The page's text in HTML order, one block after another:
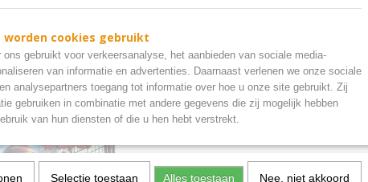
30x20
€ 9,95
worden cookies gebruikt
ons gebruikt voor verkeersanalyse, het aanbieden van sociale media-
van informatie en advertenties. Daarnaast verlenen we onze sociale
analysepartners toegang tot informatie over hoe u onze site gebruikt. Zij
gebruiken in combinatie met andere gegevens die zij mogelijk hebben
van hun diensten of die u hen hebt verstrekt.
Selectie toestaan Alles toestaan Nee, niet akkoord